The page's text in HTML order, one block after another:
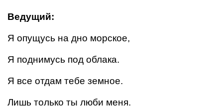
Ведущий:
Я опущусь на дно морское,
Я поднимусь под облака.
Я все отдам тебе земное.
Лишь только ты люби меня.